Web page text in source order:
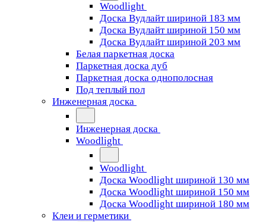
Woodlight
Доска Вудлайт шириной 183 мм
Доска Вудлайт шириной 150 мм
Доска Вудлайт шириной 203 мм
Белая паркетная доска
Паркетная доска дуб
Паркетная доска однополосная
Под теплый пол
Инженерная доска
Инженерная доска
Woodlight
Woodlight
Доска Woodlight шириной 130 мм
Доска Woodlight шириной 150 мм
Доска Woodlight шириной 180 мм
Клеи и герметики